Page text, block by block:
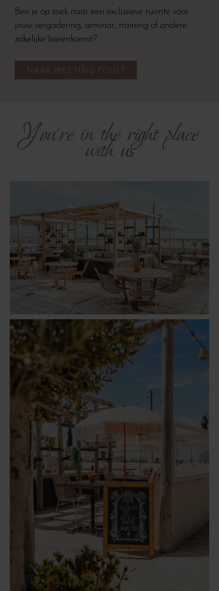
Ben je op zoek naar een exclusieve ruimte voor
jouw vergadering, seminar, training of andere
zakelijke bijeenkomst?
NAAR MEETING POINT
You’re in the rightplace
with us